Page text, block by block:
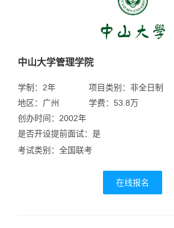
广州
中山大学管理学院
学制：2年
地区：广州
项目类别：非全日制
学费：53.8万
创办时间：2002年
是否开设提前面试：是
考试类别：全国联考
在线报名